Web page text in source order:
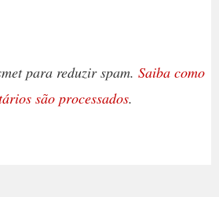
para reduzir spam. Saiba como
são processados.